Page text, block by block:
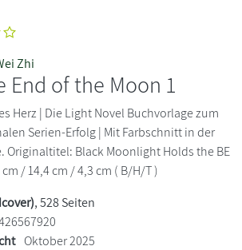
Zhi
End of the Moon 1
Herz | Die Light Novel Buchvorlage zum
Serien-Erfolg | Mit Farbschnitt in der
Originaltitel: Black Moonlight Holds the BE
/ 14,4 cm / 4,3 cm ( B/H/T )
, 528 Seiten
Oktober 2025